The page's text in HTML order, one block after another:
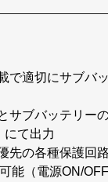
で適切にサブバ
サブバッテリー
にて出力
先の各種保護回路
能（電源ON/OFF